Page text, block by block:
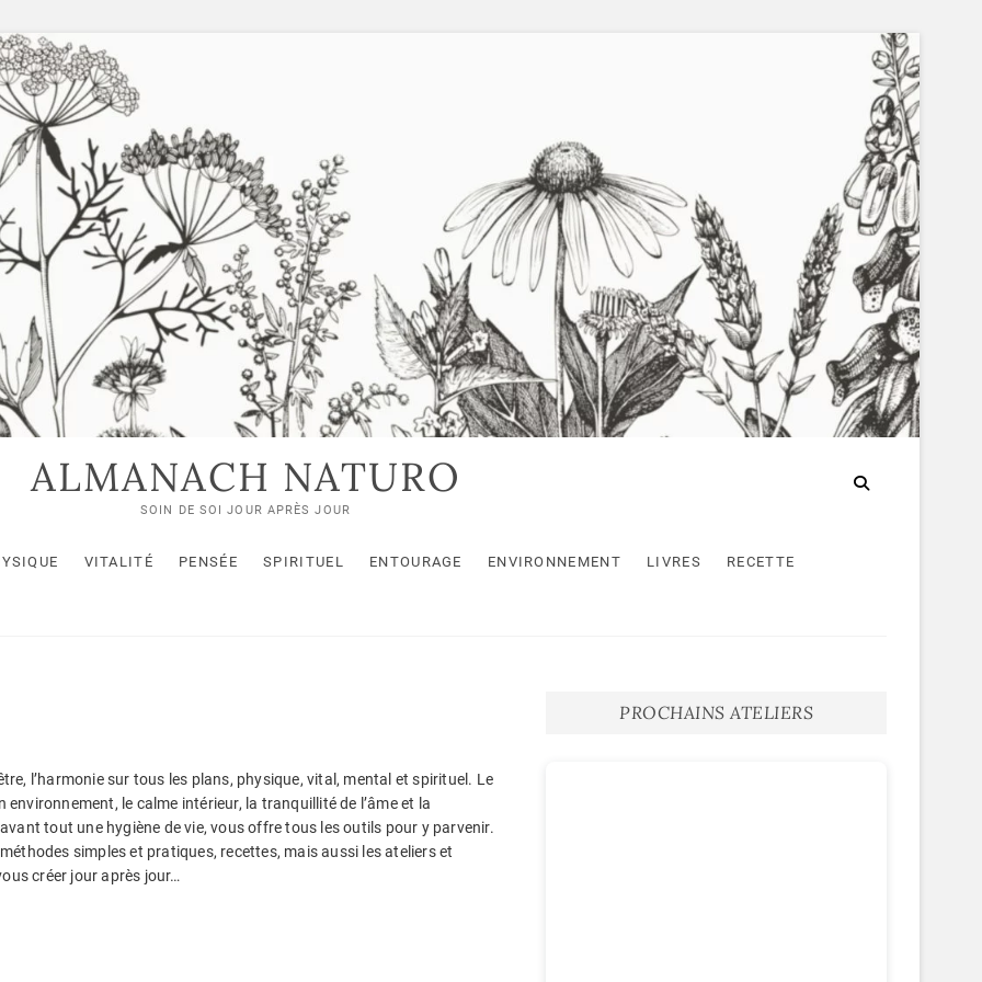
ALMANACH NATURO
SOIN DE SOI JOUR APRÈS JOUR
VITALITÉ PENSÉE SPIRITUEL ENTOURAGE ENVIRONNEMENT LIVRES RECETTE
l’harmonie sur tous les plans, physique, vital, mental et spirituel. Le
le calme intérieur, la tranquillité de l’âme et la
tout une hygiène de vie, vous offre tous les outils pour y parvenir.
simples et pratiques, recettes, mais aussi les ateliers et
créer jour après jour…
PROCHAINS ATELIERS